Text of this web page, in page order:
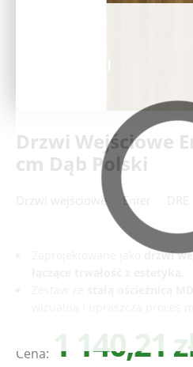
Drzwi Wejściowe
cm Dąb Polski
Drzwi wejściowe Enter
drzwi
Cena: 1 140,21